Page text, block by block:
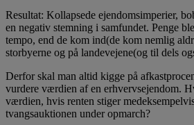
Resultat: Kollapsede ejendomsimperier,
en negativ stemning i samfundet. Penge
tempo, end de kom ind(de kom nemlig
storbyerne og på landevejene(og til dels
Derfor skal man altid kigge på
vurdere værdien af en erhvervsejendom.
værdien, hvis renten stiger
tvangsauktionen under opmarch?